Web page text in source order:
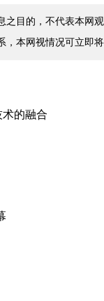
目的，不代表本网
本网视情况可立即将
的融合